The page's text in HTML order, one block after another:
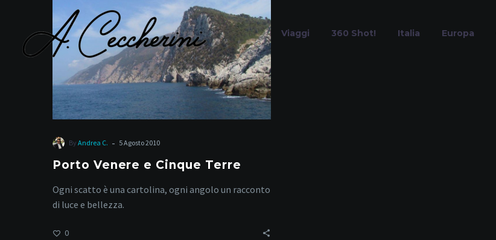
Viaggi 360 Shot! Italia Europa
Cinque
Terre
By Andrea C. - 5 Agosto 2010
Porto Venere e Cinque Terre
Ogni scatto è una cartolina, ogni angolo un racconto
di luce e bellezza.
0